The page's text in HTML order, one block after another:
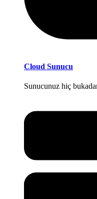
Cloud Sunucu
Sunucunuz hiç